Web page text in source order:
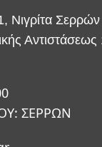
Νιγρίτα Σερρών
Αντιστάσεως
ΣΕΡΡΩΝ